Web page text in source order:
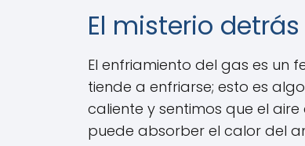
El misterio
El enfriamiento del gas es un
tiende a enfriarse; esto es
caliente y sentimos que el
puede absorber el calor del